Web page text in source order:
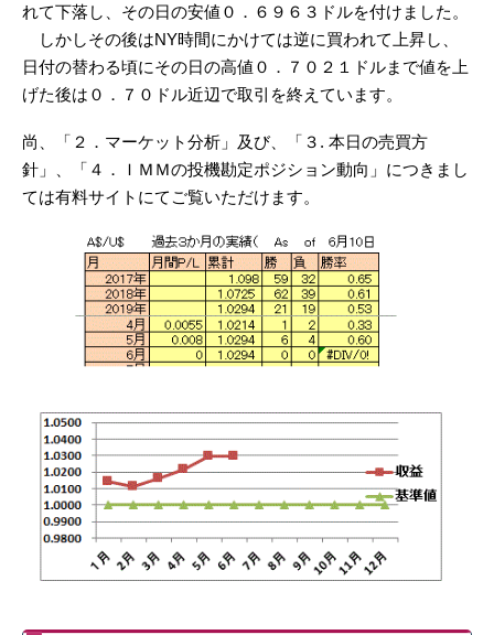
れて下落し、その日の安値０．６９６３ドルを付けました。
しかしその後はNY時間にかけては逆に買われて上昇し、
日付の替わる頃にその日の高値０．７０２１ドルまで値を上
げた後は０．７０ドル近辺で取引を終えています。
尚、「２．マーケット分析」及び、「３. 本日の売買方
針」、「４．ＩＭＭの投機勘定ポジション動向」につきまし
ては有料サイトにてご覧いただけます。